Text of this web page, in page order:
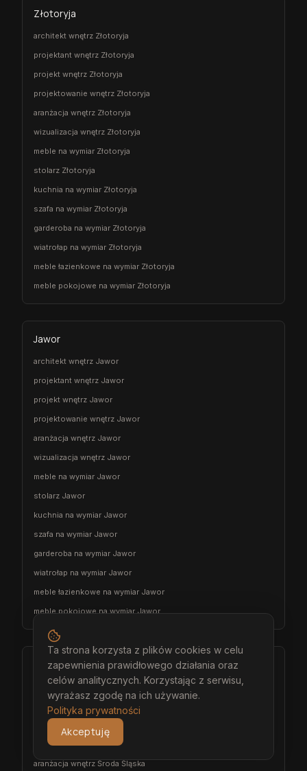
Złotoryja
architekt wnętrz Złotoryja
projektant wnętrz Złotoryja
projekt wnętrz Złotoryja
projektowanie wnętrz Złotoryja
aranżacja wnętrz Złotoryja
wizualizacja wnętrz Złotoryja
meble na wymiar Złotoryja
stolarz Złotoryja
kuchnia na wymiar Złotoryja
szafa na wymiar Złotoryja
garderoba na wymiar Złotoryja
wiatrołap na wymiar Złotoryja
meble łazienkowe na wymiar Złotoryja
meble pokojowe na wymiar Złotoryja
Jawor
architekt wnętrz Jawor
projektant wnętrz Jawor
projekt wnętrz Jawor
projektowanie wnętrz Jawor
aranżacja wnętrz Jawor
wizualizacja wnętrz Jawor
meble na wymiar Jawor
stolarz Jawor
kuchnia na wymiar Jawor
szafa na wymiar Jawor
garderoba na wymiar Jawor
wiatrołap na wymiar Jawor
meble łazienkowe na wymiar Jawor
meble pokojowe na wymiar Jawor
Środa Śląska
architekt wnętrz Środa Śląska
projektant wnętrz Środa Śląska
projekt wnętrz Środa Śląska
projektowanie wnętrz Środa Śląska
aranżacja wnętrz Środa Śląska
Ta strona korzysta z plików cookies w celu
zapewnienia prawidłowego działania oraz
celów analitycznych. Korzystając z serwisu,
wyrażasz zgodę na ich używanie.
Polityka prywatności
Akceptuję